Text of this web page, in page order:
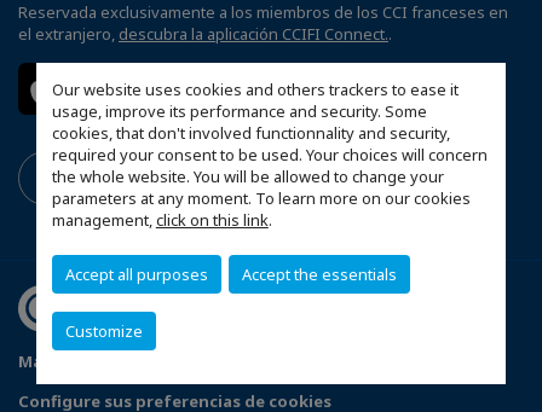
Our website uses cookies and others trackers to ease it
usage, improve its performance and security. Some
cookies, that don't involved functionnality and security,
required your consent to be used. Your choices will concern
the whole website. You will be allowed to change your
parameters at any moment. To learn more on our cookies
management,click on this link.
Accept all purposes Accept the essentials
Customize
Reservada exclusivamente a los miembros de los CCI franceses en
el extranjero, descubra la aplicación CCIFI Connect..
Mapa del sitio
Configure sus preferencias de cookies